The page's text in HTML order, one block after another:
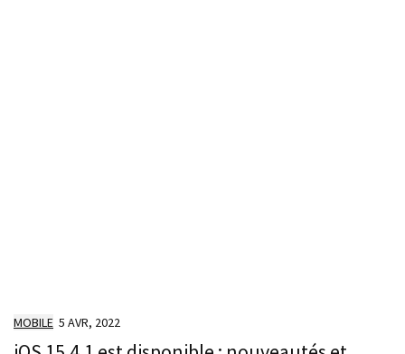
MOBILE 5 AVR, 2022